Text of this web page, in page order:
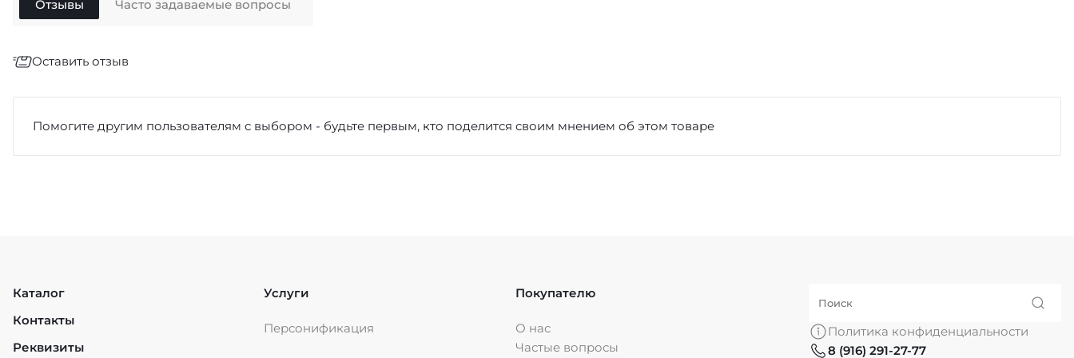
Отзывы
Оставить отзыв
Недостатки
Помогите другим пользователям с выбором - будьте первым, кто поделится своим мнением об этом товаре
Часто задаваемые вопросы
Каталог
Контакты
Реквизиты
Услуги
Персонификация
Покупателю
О нас
Частые вопросы
Политика конфиденциальности
8 (916) 291-27-77